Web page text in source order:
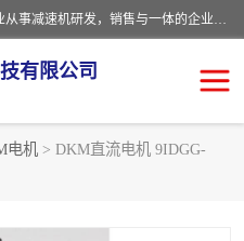
上海精晟邦机电科技有限公司是一家专业从事减速机研发，销售与一体的企业。公司拥有资深技术人员和技术团队服务人才，致力于为广大客户提供专业，细致的产品服务。主营产品有：中型减速电机，微型调速电机，精密行星减速机，蜗轮蜗杆减速机，RFKS四大系列减速机，SKM双曲面齿轮减速机，齿轮减速电机，行星减速机，防爆电机，变频器等系列；产品广泛用于汽车，船舶，能源，环保，包装，物流等领域，欢迎咨询。
有限公司
电机 > DKM直流电机 9IDGG-